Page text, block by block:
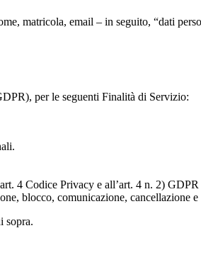
matricola, email – in seguito, “dati
per le seguenti Finalità di Servizio:
4 Codice Privacy e all’art. 4 n. 2)
blocco, comunicazione, cancellazione
sopra.